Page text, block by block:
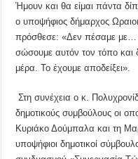
Ήμουν και θα είμαι πάντα
ο υποψήφιος δήμαρχος
πρόσθεσε: «Δεν πέσαμε με…
σώσουμε αυτόν τον τόπο και
μέρα. Το έχουμε αποδείξει».
Στη συνέχεια ο κ.
δημοτικούς συμβούλους οι
Κυριάκο Δούμπαλα και τη
υποψήφιοι δημοτικοί